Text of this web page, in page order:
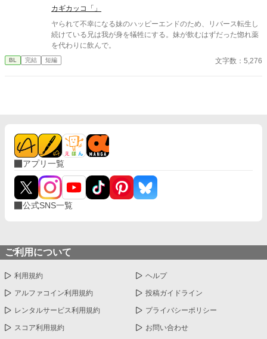
カギカッコ「」
ヤられて不幸になる妹のハッピーエンドのため、リバース転生し
続けている兄は我が身を犠牲にする。妹が飲むはずだった惚れ薬
を代わりに飲んで。
BL 完結 短編 文字数：5,276
アプリ一覧
公式SNS一覧
ご利用について
利用規約 ヘルプ
アルファコイン利用規約 投稿ガイドライン
レンタルサービス利用規約 プライバシーポリシー
スコア利用規約 お問い合わせ